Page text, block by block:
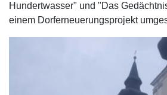
Hundertwasser" und "Das
einem Dorferneuerungsprojekt